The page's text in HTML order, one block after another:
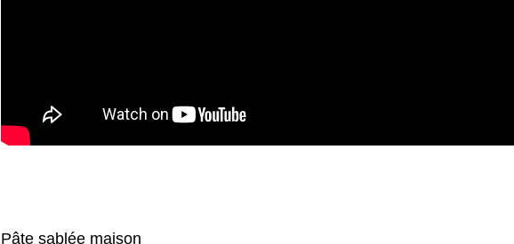
Pâte sablée maison